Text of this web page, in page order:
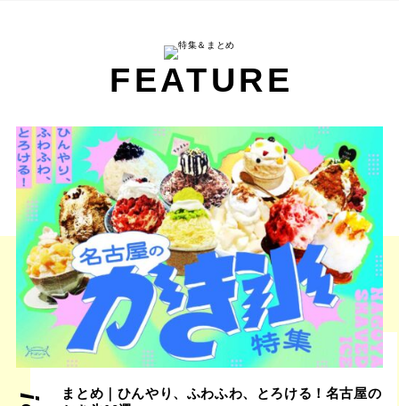
FEATURE
まとめ｜ひんやり、ふわふわ、とろける！名古屋の